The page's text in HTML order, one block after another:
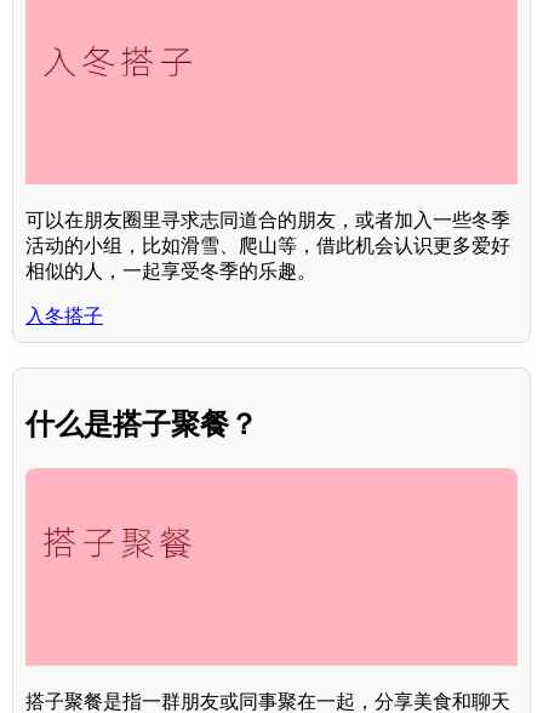
可以在朋友圈里寻求志同道合的朋友，或者加入一些冬季
活动的小组，比如滑雪、爬山等，借此机会认识更多爱好
相似的人，一起享受冬季的乐趣。
入冬搭子
什么是搭子聚餐？
搭子聚餐是指一群朋友或同事聚在一起，分享美食和聊天